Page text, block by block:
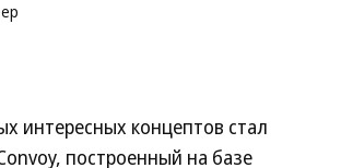
интересных концептов стал
построенный на базе